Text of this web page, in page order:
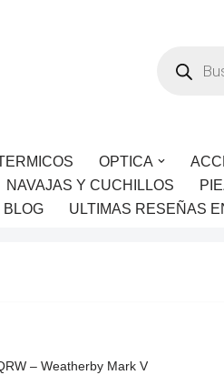
OPTICA
NAVAJAS Y CUCHILLOS
BLOG ULTIMAS RESEÑAS
– Weatherby Mark V